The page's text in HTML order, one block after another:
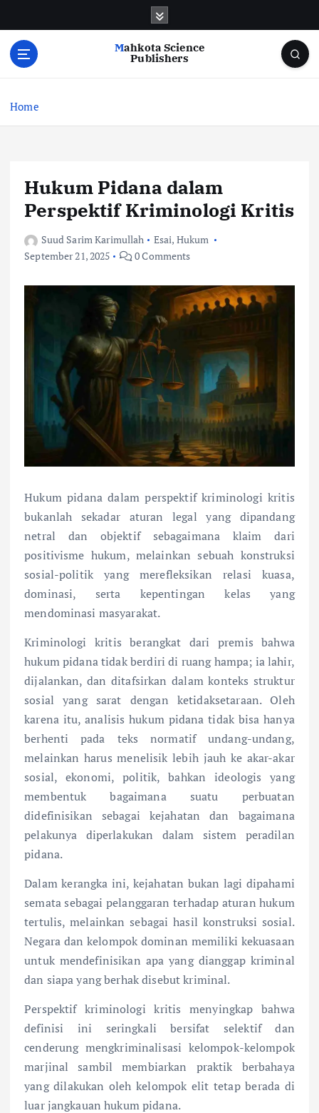
o
Mahkota Science
Publishers
Home
Hukum Pidana dalam
Perspektif Kriminologi Kritis
Suud Sarim Karimullah Esai, Hukum
September 21, 2025
0 Comments
Hukum pidana dalam perspektif kriminologi kritis
bukanlah sekadar aturan legal yang dipandang
netral dan objektif sebagaimana klaim dari
positivisme hukum, melainkan sebuah konstruksi
sosial-politik yang merefleksikan relasi kuasa,
dominasi, serta kepentingan kelas yang
mendominasi masyarakat.
Kriminologi kritis berangkat dari premis bahwa
hukum pidana tidak berdiri di ruang hampa; ia lahir,
dijalankan, dan ditafsirkan dalam konteks struktur
sosial yang sarat dengan ketidaksetaraan. Oleh
karena itu, analisis hukum pidana tidak bisa hanya
berhenti pada teks normatif undang-undang,
melainkan harus menelisik lebih jauh ke akar-akar
sosial, ekonomi, politik, bahkan ideologis yang
membentuk bagaimana suatu perbuatan
didefinisikan sebagai kejahatan dan bagaimana
pelakunya diperlakukan dalam sistem peradilan
pidana.
Dalam kerangka ini, kejahatan bukan lagi dipahami
semata sebagai pelanggaran terhadap aturan hukum
tertulis, melainkan sebagai hasil konstruksi sosial.
Negara dan kelompok dominan memiliki kekuasaan
untuk mendefinisikan apa yang dianggap kriminal
dan siapa yang berhak disebut kriminal.
Perspektif kriminologi kritis menyingkap bahwa
definisi ini seringkali bersifat selektif dan
cenderung mengkriminalisasi kelompok-kelompok
marjinal sambil membiarkan praktik berbahaya
yang dilakukan oleh kelompok elit tetap berada di
luar jangkauan hukum pidana.